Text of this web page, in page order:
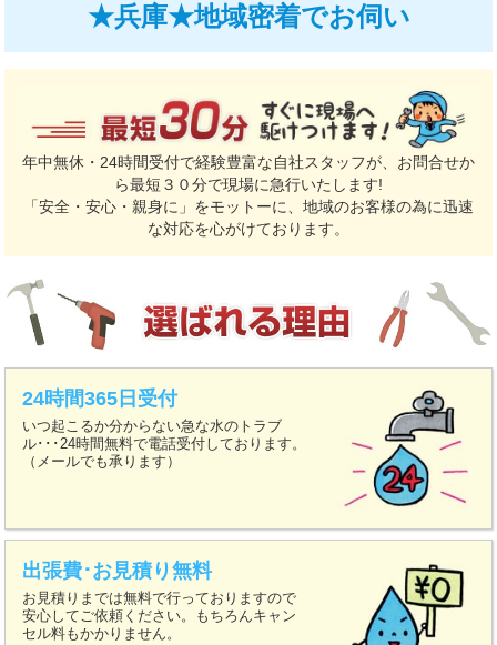
★兵庫★地域密着でお伺い
年中無休・24時間受付で経験豊富な自社スタッフが、お問合せか
ら最短３０分で現場に急行いたします!
「安全・安心・親身に」をモットーに、地域のお客様の為に迅速
な対応を心がけております。
24時間365日受付
いつ起こるか分からない急な水のトラブ
ル･･･24時間無料で電話受付しております。
（メールでも承ります）
出張費･お見積り無料
お見積りまでは無料で行っておりますので
安心してご依頼ください。もちろんキャン
セル料もかかりません。